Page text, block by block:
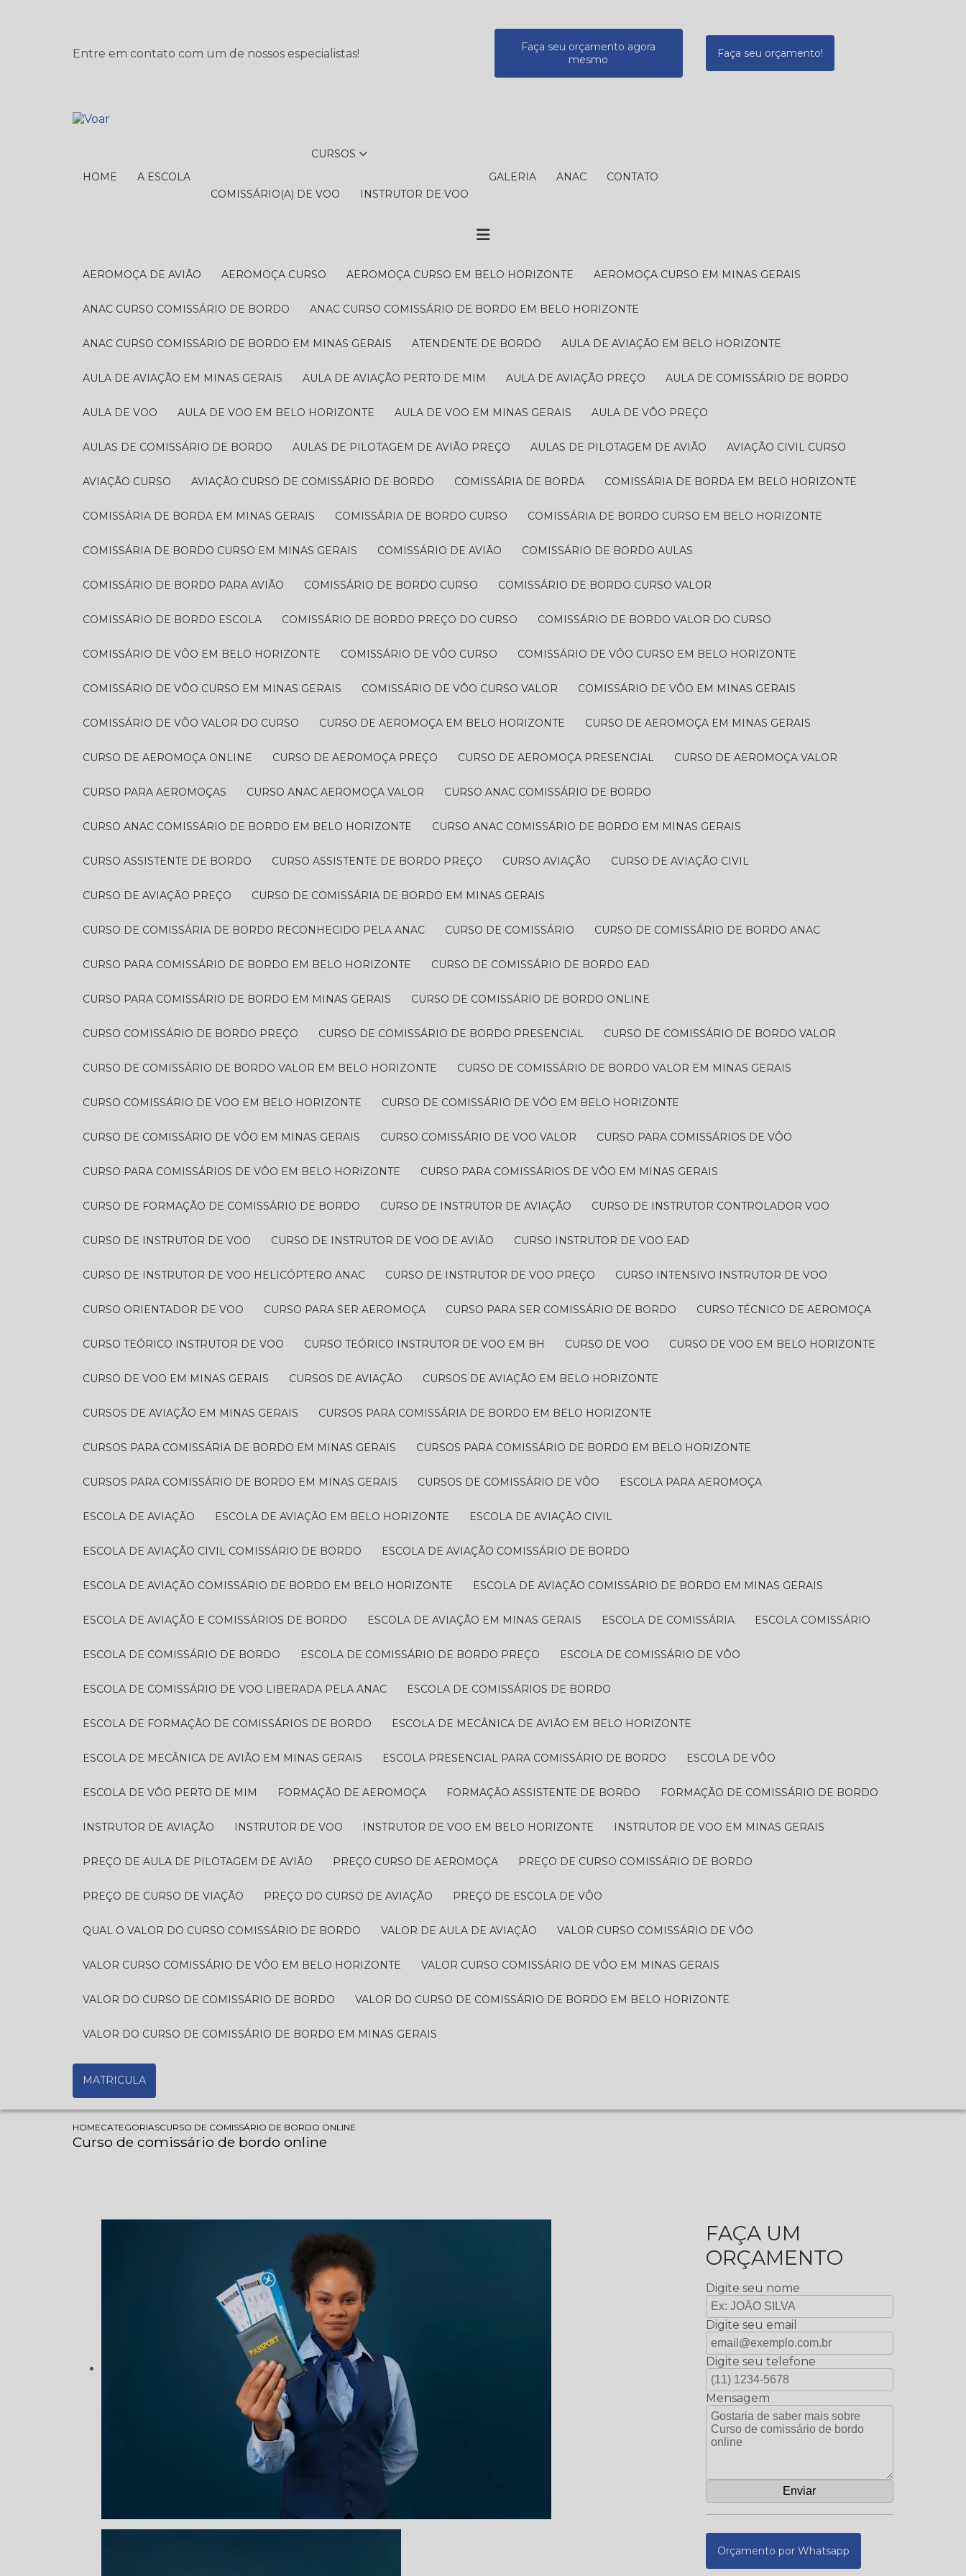
Entre em contato com um de nossos especialistas!
Faça seu orçamento agora
mesmo
Faça seu orçamento!
HOME A ESCOLA
CURSOS
COMISSÁRIO(A) DE VOO INSTRUTOR DE VOO
GALERIA ANAC CONTATO
AEROMOÇA DE AVIÃO AEROMOÇA CURSO AEROMOÇA CURSO EM BELO HORIZONTE AEROMOÇA CURSO EM MINAS GERAIS
ANAC CURSO COMISSÁRIO DE BORDO ANAC CURSO COMISSÁRIO DE BORDO EM BELO HORIZONTE
ANAC CURSO COMISSÁRIO DE BORDO EM MINAS GERAIS ATENDENTE DE BORDO AULA DE AVIAÇÃO EM BELO HORIZONTE
AULA DE AVIAÇÃO EM MINAS GERAIS AULA DE AVIAÇÃO PERTO DE MIM AULA DE AVIAÇÃO PREÇO AULA DE COMISSÁRIO DE BORDO​
AULA DE VOO AULA DE VOO EM BELO HORIZONTE AULA DE VOO EM MINAS GERAIS AULA DE VÔO PREÇO
AULAS DE COMISSÁRIO DE BORDO AULAS DE PILOTAGEM DE AVIÃO PREÇO​ AULAS DE PILOTAGEM DE AVIÃO​ AVIAÇÃO CIVIL CURSO
AVIAÇÃO CURSO AVIAÇÃO CURSO DE COMISSÁRIO DE BORDO​ COMISSÁRIA DE BORDA COMISSÁRIA DE BORDA EM BELO HORIZONTE
COMISSÁRIA DE BORDA EM MINAS GERAIS COMISSÁRIA DE BORDO CURSO COMISSÁRIA DE BORDO CURSO EM BELO HORIZONTE
COMISSÁRIA DE BORDO CURSO EM MINAS GERAIS COMISSÁRIO DE AVIÃO COMISSÁRIO DE BORDO AULAS​
COMISSÁRIO DE BORDO PARA AVIÃO COMISSÁRIO DE BORDO CURSO COMISSÁRIO DE BORDO CURSO VALOR​
COMISSÁRIO DE BORDO ESCOLA COMISSÁRIO DE BORDO PREÇO DO CURSO COMISSÁRIO DE BORDO VALOR DO CURSO
COMISSÁRIO DE VÔO EM BELO HORIZONTE COMISSÁRIO DE VÔO CURSO COMISSÁRIO DE VÔO CURSO EM BELO HORIZONTE
COMISSÁRIO DE VÔO CURSO EM MINAS GERAIS COMISSÁRIO DE VÔO CURSO VALOR COMISSÁRIO DE VÔO EM MINAS GERAIS
COMISSÁRIO DE VÔO VALOR DO CURSO CURSO DE AEROMOÇA EM BELO HORIZONTE CURSO DE AEROMOÇA EM MINAS GERAIS
CURSO DE AEROMOÇA ONLINE CURSO DE AEROMOÇA PREÇO CURSO DE AEROMOÇA PRESENCIAL CURSO DE AEROMOÇA VALOR
CURSO PARA AEROMOÇAS CURSO ANAC AEROMOÇA VALOR CURSO ANAC COMISSÁRIO DE BORDO
CURSO ANAC COMISSÁRIO DE BORDO EM BELO HORIZONTE CURSO ANAC COMISSÁRIO DE BORDO EM MINAS GERAIS
CURSO ASSISTENTE DE BORDO CURSO ASSISTENTE DE BORDO PREÇO CURSO AVIAÇÃO CURSO DE AVIAÇÃO CIVIL
CURSO DE AVIAÇÃO PREÇO CURSO DE COMISSÁRIA DE BORDO EM MINAS GERAIS
CURSO DE COMISSÁRIA DE BORDO RECONHECIDO PELA ANAC CURSO DE COMISSÁRIO CURSO DE COMISSÁRIO DE BORDO ANAC
CURSO PARA COMISSÁRIO DE BORDO EM BELO HORIZONTE CURSO DE COMISSÁRIO DE BORDO EAD
CURSO PARA COMISSÁRIO DE BORDO EM MINAS GERAIS CURSO DE COMISSÁRIO DE BORDO ONLINE
CURSO COMISSÁRIO DE BORDO PREÇO​ CURSO DE COMISSÁRIO DE BORDO PRESENCIAL CURSO DE COMISSÁRIO DE BORDO VALOR​
CURSO DE COMISSÁRIO DE BORDO VALOR​ EM BELO HORIZONTE CURSO DE COMISSÁRIO DE BORDO VALOR​ EM MINAS GERAIS
CURSO COMISSÁRIO DE VOO EM BELO HORIZONTE CURSO DE COMISSÁRIO DE VÔO EM BELO HORIZONTE
CURSO DE COMISSÁRIO DE VÔO EM MINAS GERAIS CURSO COMISSÁRIO DE VOO VALOR CURSO PARA COMISSÁRIOS DE VÔO
CURSO PARA COMISSÁRIOS DE VÔO EM BELO HORIZONTE CURSO PARA COMISSÁRIOS DE VÔO EM MINAS GERAIS
CURSO DE FORMAÇÃO DE COMISSÁRIO DE BORDO CURSO DE INSTRUTOR DE AVIAÇÃO CURSO DE INSTRUTOR CONTROLADOR VOO
CURSO DE INSTRUTOR DE VOO CURSO DE INSTRUTOR DE VOO DE AVIÃO CURSO INSTRUTOR DE VOO EAD
CURSO DE INSTRUTOR DE VOO HELICÓPTERO ANAC CURSO DE INSTRUTOR DE VOO PREÇO CURSO INTENSIVO INSTRUTOR DE VOO
CURSO ORIENTADOR DE VOO CURSO PARA SER AEROMOÇA CURSO PARA SER COMISSÁRIO DE BORDO​ CURSO TÉCNICO DE AEROMOÇA
CURSO TEÓRICO INSTRUTOR DE VOO CURSO TEÓRICO INSTRUTOR DE VOO EM BH CURSO DE VOO CURSO DE VOO EM BELO HORIZONTE
CURSO DE VOO EM MINAS GERAIS CURSOS DE AVIAÇÃO CURSOS DE AVIAÇÃO EM BELO HORIZONTE
CURSOS DE AVIAÇÃO EM MINAS GERAIS CURSOS PARA COMISSÁRIA DE BORDO EM BELO HORIZONTE
CURSOS PARA COMISSÁRIA DE BORDO EM MINAS GERAIS CURSOS PARA COMISSÁRIO DE BORDO​ EM BELO HORIZONTE
CURSOS PARA COMISSÁRIO DE BORDO​ EM MINAS GERAIS CURSOS DE COMISSÁRIO DE VÔO ESCOLA PARA AEROMOÇA
ESCOLA DE AVIAÇÃO ESCOLA DE AVIAÇÃO EM BELO HORIZONTE ESCOLA DE AVIAÇÃO CIVIL
ESCOLA DE AVIAÇÃO CIVIL COMISSÁRIO DE BORDO​ ESCOLA DE AVIAÇÃO COMISSÁRIO DE BORDO
ESCOLA DE AVIAÇÃO COMISSÁRIO DE BORDO EM BELO HORIZONTE ESCOLA DE AVIAÇÃO COMISSÁRIO DE BORDO EM MINAS GERAIS
ESCOLA DE AVIAÇÃO E COMISSÁRIOS DE BORDO ESCOLA DE AVIAÇÃO EM MINAS GERAIS ESCOLA DE COMISSÁRIA ESCOLA COMISSÁRIO
ESCOLA DE COMISSÁRIO DE BORDO ESCOLA DE COMISSÁRIO DE BORDO PREÇO​ ESCOLA DE COMISSÁRIO DE VÔO
ESCOLA DE COMISSÁRIO DE VOO LIBERADA PELA ANAC ESCOLA DE COMISSÁRIOS DE BORDO​
ESCOLA DE FORMAÇÃO DE COMISSÁRIOS DE BORDO ESCOLA DE MECÂNICA DE AVIÃO EM BELO HORIZONTE
ESCOLA DE MECÂNICA DE AVIÃO EM MINAS GERAIS ESCOLA PRESENCIAL PARA COMISSÁRIO DE BORDO​ ESCOLA DE VÔO
ESCOLA DE VÔO PERTO DE MIM FORMAÇÃO DE AEROMOÇA FORMAÇÃO ASSISTENTE DE BORDO FORMAÇÃO DE COMISSÁRIO DE BORDO
INSTRUTOR DE AVIAÇÃO INSTRUTOR DE VOO INSTRUTOR DE VOO EM BELO HORIZONTE INSTRUTOR DE VOO EM MINAS GERAIS
PREÇO DE AULA DE PILOTAGEM DE AVIÃO​ PREÇO CURSO DE AEROMOÇA PREÇO DE CURSO COMISSÁRIO DE BORDO
PREÇO DE CURSO DE VIAÇÃO PREÇO DO CURSO DE AVIAÇÃO PREÇO DE ESCOLA DE VÔO
QUAL O VALOR DO CURSO COMISSÁRIO DE BORDO​ VALOR DE AULA DE AVIAÇÃO VALOR CURSO COMISSÁRIO DE VÔO
VALOR CURSO COMISSÁRIO DE VÔO EM BELO HORIZONTE VALOR CURSO COMISSÁRIO DE VÔO EM MINAS GERAIS
VALOR DO CURSO DE COMISSÁRIO DE BORDO​ VALOR DO CURSO DE COMISSÁRIO DE BORDO​ EM BELO HORIZONTE
VALOR DO CURSO DE COMISSÁRIO DE BORDO​ EM MINAS GERAIS
MATRICULA
HOMECATEGORIASCURSO DE COMISSÁRIO DE BORDO ONLINE
Curso de comissário de bordo online
FAÇA UM
ORÇAMENTO
Digite seu nome
Digite seu email
Digite seu telefone
Mensagem
Orçamento por Whatsapp